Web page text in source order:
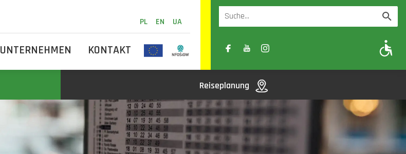
PL EN UA
UNTERNEHMEN KONTAKT A- A A+
Reiseplanung